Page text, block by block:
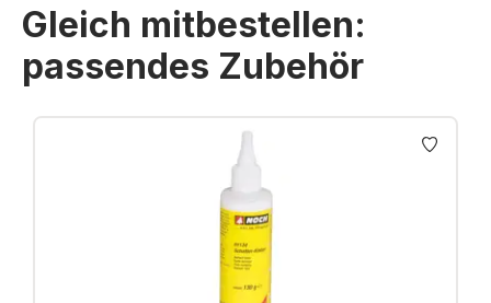
Gleich mitbestellen:
passendes Zubehör
Produktgalerie überspringen